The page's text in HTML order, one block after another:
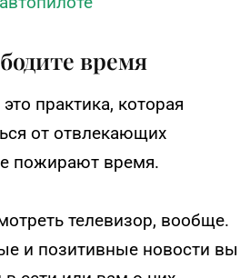
время
практика, которая
от отвлекающих
пожирают время.
телевизор, вообще.
и позитивные новости вы